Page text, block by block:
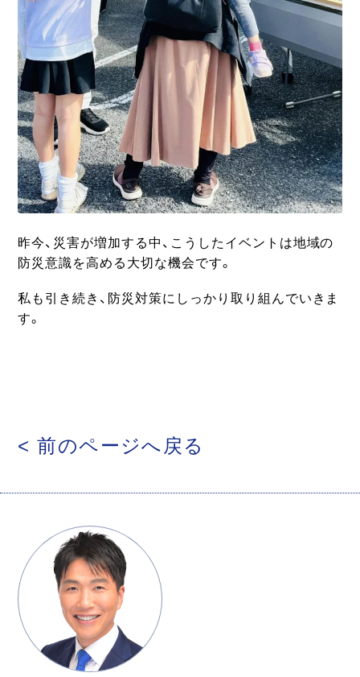
昨今、災害が増加する中、こうしたイベントは地域の
防災意識を高める大切な機会です。
私も引き続き、防災対策にしっかり取り組んでいきま
す。
< 前のページへ戻る